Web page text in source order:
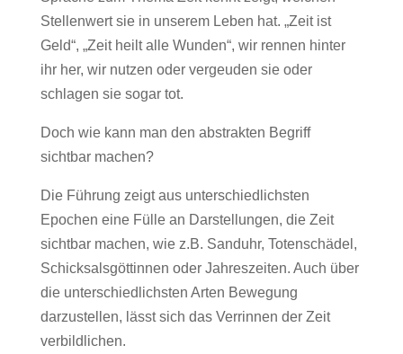
Stellenwert sie in unserem Leben hat. „Zeit ist
Geld“, „Zeit heilt alle Wunden“, wir rennen hinter
ihr her, wir nutzen oder vergeuden sie oder
schlagen sie sogar tot.
Doch wie kann man den abstrakten Begriff
sichtbar machen?
Die Führung zeigt aus unterschiedlichsten
Epochen eine Fülle an Darstellungen, die Zeit
sichtbar machen, wie z.B. Sanduhr, Totenschädel,
Schicksalsgöttinnen oder Jahreszeiten. Auch über
die unterschiedlichsten Arten Bewegung
darzustellen, lässt sich das Verrinnen der Zeit
verbildlichen.